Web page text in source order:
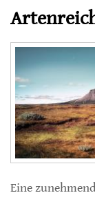
Eine